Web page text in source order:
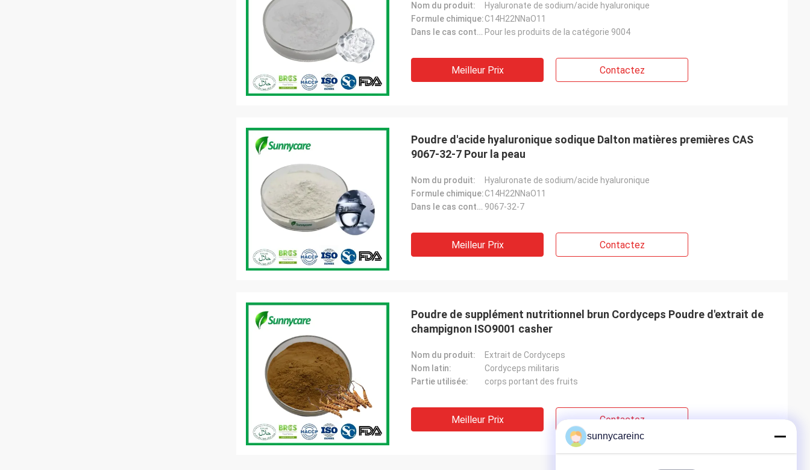
Nom du produit:
Hyaluronate de sodium/acide hyaluronique
Formule chimique:C14H22NNaO11
Dans le cas contraire.: Pour les produits de la catégorie 9004
Meilleur Prix Contactez
Poudre d'acide hyaluronique sodique Dalton matières premières CAS
9067-32-7 Pour la peau
Nom du produit:
Hyaluronate de sodium/acide hyaluronique
Formule chimique:C14H22NNaO11
Dans le cas contraire.: 9067-32-7
Meilleur Prix Contactez
Poudre de supplément nutritionnel brun Cordyceps Poudre d'extrait de
champignon ISO9001 casher
Nom du produit:
Extrait de Cordyceps
Nom latin:
Cordyceps militaris
Partie utilisée:
corps portant des fruits
Meilleur Prix Contactez
sunnycareinc